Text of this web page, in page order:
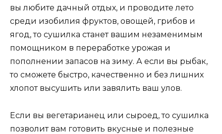
вы любите дачный отдых, и проводите лето
среди изобилия фруктов, овощей, грибов и
ягод, то сушилка станет вашим незаменимым
помощником в переработке урожая и
пополнении запасов на зиму. А если вы рыбак,
то сможете быстро, качественно и без лишних
хлопот высушить или завялить ваш улов.
Если вы вегетарианец или сыроед, то сушилка
позволит вам готовить вкусные и полезные